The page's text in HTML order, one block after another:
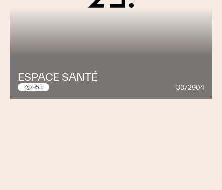
ESPACE SANTÉ
953 30/2904